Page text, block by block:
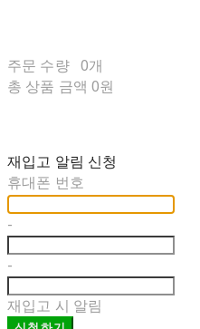
주문 수량 0개
총 상품 금액 0원
재입고 알림 신청
휴대폰 번호
-
-
재입고 시 알림